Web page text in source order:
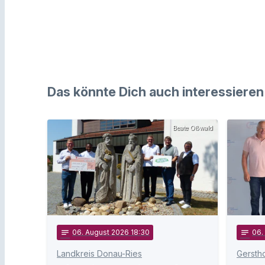
Das könnte Dich auch interessieren
Beate Oßwald
notes 06. August 2026 18:30
Landkreis Donau-Ries
notes 06